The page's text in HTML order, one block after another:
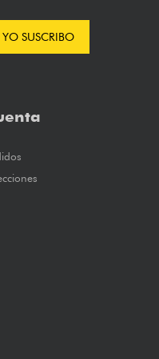
YO SUSCRIBO